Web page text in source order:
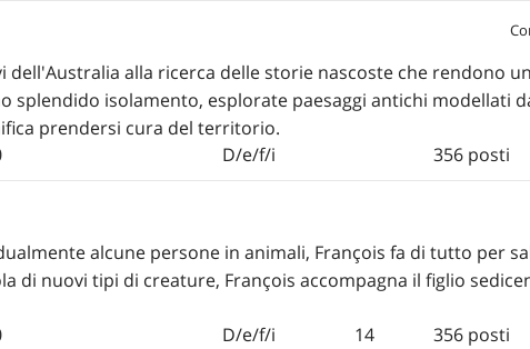
alla ricerca delle storie nascoste che rendono
splendido isolamento, esplorate paesaggi antichi modellati
prendersi cura del territorio.
D/e/f/i 356 posti
alcune persone in animali, François fa di tutto per
nuovi tipi di creature, François accompagna il figlio
D/e/f/i 14 356 posti